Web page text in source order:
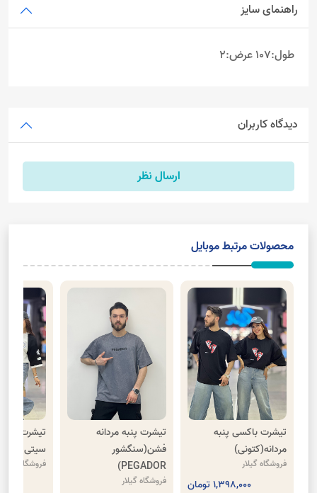
راهنمای سایز
طول:107 عرض:2
دیدگاه کاربران
ارسال نظر
محصولات مرتبط موبایل
تیشرت باکسی پنبه
مردانه(کتونی)
فروشگاه گیلار
1,398,000 تومان
تیشرت پنبه مردانه
فشن(سنگشور
PEGADOR)
فروشگاه گیلار
تیشرت
سیتی
فروشگاه گیلار